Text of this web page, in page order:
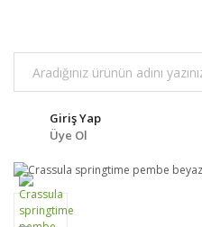
Giriş Yap
Üye Ol